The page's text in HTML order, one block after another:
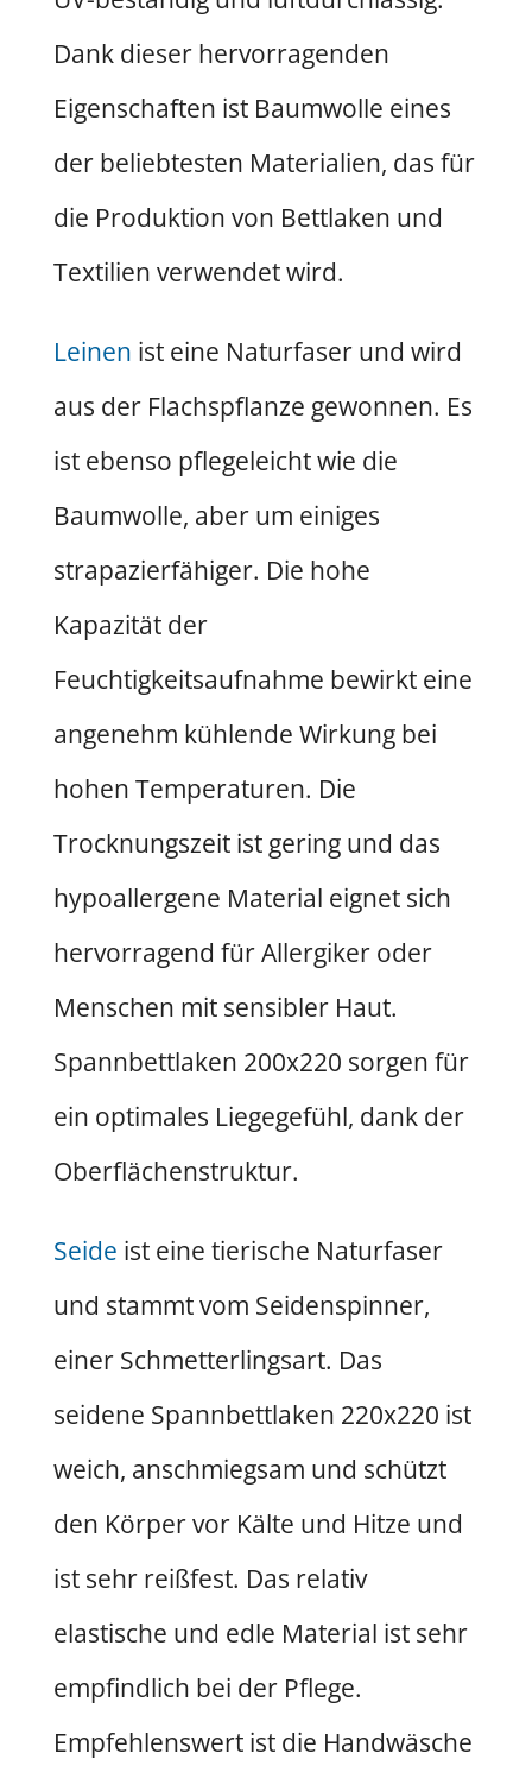
Dank dieser hervorragenden
Eigenschaften ist Baumwolle eines
der beliebtesten Materialien, das für
die Produktion von Bettlaken und
Textilien verwendet wird.
Leinen ist eine Naturfaser und wird
aus der Flachspflanze gewonnen. Es
ist ebenso pflegeleicht wie die
Baumwolle, aber um einiges
strapazierfähiger. Die hohe
Kapazität der
Feuchtigkeitsaufnahme bewirkt eine
angenehm kühlende Wirkung bei
hohen Temperaturen. Die
Trocknungszeit ist gering und das
hypoallergene Material eignet sich
hervorragend für Allergiker oder
Menschen mit sensibler Haut.
Spannbettlaken 200x220 sorgen für
ein optimales Liegegefühl, dank der
Oberflächenstruktur.
Seide ist eine tierische Naturfaser
und stammt vom Seidenspinner,
einer Schmetterlingsart. Das
seidene Spannbettlaken 220x220 ist
weich, anschmiegsam und schützt
den Körper vor Kälte und Hitze und
ist sehr reißfest. Das relativ
elastische und edle Material ist sehr
empfindlich bei der Pflege.
Empfehlenswert ist die Handwäsche